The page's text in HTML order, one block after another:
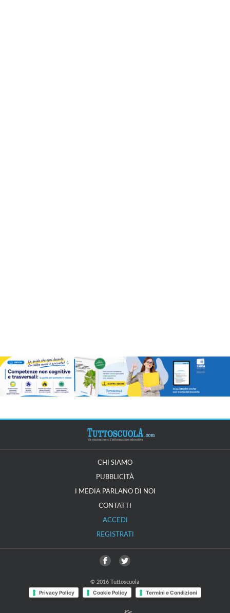
CHI SIAMO
PUBBLICITÀ
I MEDIA PARLANO DI NOI
CONTATTI
ACCEDI
REGISTRATI
© 2016 Tuttoscuola
Privacy Policy Cookie Policy Termini e Condizioni